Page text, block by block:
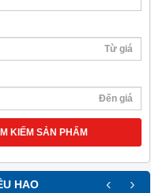
KIẾM SẢN PHẨM
HAO ‹ ›